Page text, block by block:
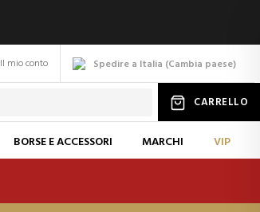
Spedire a Italia (Cambia paese)
Il mio conto
CARRELLO
BORSE E ACCESSORI MARCHI VIP